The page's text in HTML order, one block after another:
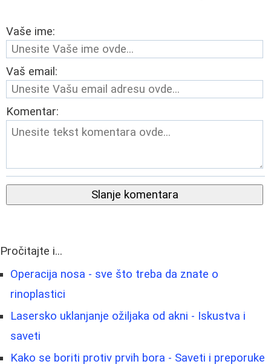
Vaše ime:
Vaš email:
Komentar:
Slanje komentara
Pročitajte i...
Operacija nosa - sve što treba da znate o
rinoplastici
Lasersko uklanjanje ožiljaka od akni - Iskustva i
saveti
Kako se boriti protiv prvih bora - Saveti i preporuke